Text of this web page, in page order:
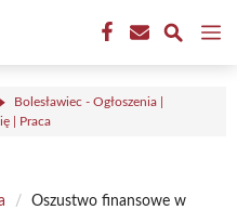
Bolesławiec - Ogłoszenia |
| Praca
/
Oszustwo finansowe w